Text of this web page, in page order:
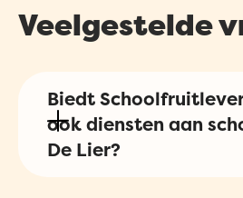
Veelgestelde
Biedt
ook diensten aan
De Lier?